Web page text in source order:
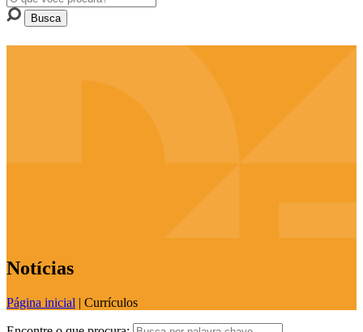
Notícias
Página inicial | Currículos